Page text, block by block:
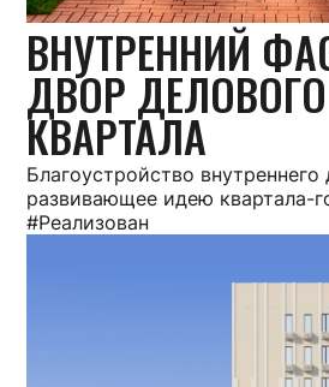
ВНУТРЕННИЙ
ДВОР ДЕЛОВОГО
КВАРТАЛА
Благоустройство внутреннего
развивающее идею квартала-
#Реализован